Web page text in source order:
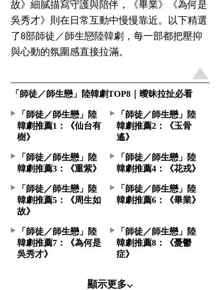
故》細膩描寫守護與陪伴，《畢業》《為何是
吳秀才》則在日常互動中慢慢靠近。以下精選
了8部師徒／師生戀陸韓劇，每一部都把壓抑
與心動的氛圍感直接拉滿。
「師徒／師生戀」陸韓劇TOP8｜曖昧拉扯必看
「師徒／師生戀」陸
韓劇推薦1：《仙台有
樹》
「師徒／師生戀」陸
韓劇推薦2：《玉骨
遙》
「師徒／師生戀」陸
韓劇推薦3：《重紫》
「師徒／師生戀」陸
韓劇推薦4：《花戎》
「師徒／師生戀」陸
韓劇推薦5：《周生如
故》
「師徒／師生戀」陸
韓劇推薦6：《畢業》
「師徒／師生戀」陸
韓劇推薦7：《為何是
吳秀才》
「師徒／師生戀」陸
韓劇推薦8：《憂鬱
症》
顯示更多⌵